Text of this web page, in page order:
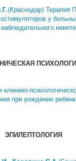
(Краснодар) Терапия
у
при рождении
ЭПИЛЕПТОЛОГИЯ